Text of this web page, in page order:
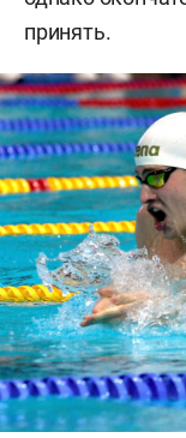
принять.